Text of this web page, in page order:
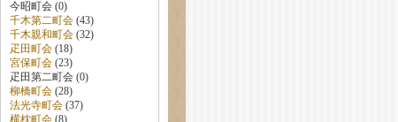
今昭町会 (0)
千木第二町会(43)
千木親和町会(32)
疋田町会(18)
宮保町会(23)
疋田第二町会 (0)
柳橋町会(28)
法光寺町会(37)
横枕町会(8)